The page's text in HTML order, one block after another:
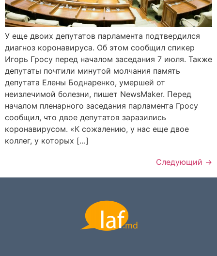
У еще двоих депутатов парламента подтвердился
диагноз коронавируса. Об этом сообщил спикер
Игорь Гросу перед началом заседания 7 июля. Также
депутаты почтили минутой молчания память
депутата Елены Боднаренко, умершей от
неизлечимой болезни, пишет NewsMaker. Перед
началом пленарного заседания парламента Гросу
сообщил, что двое депутатов заразились
коронавирусом. «К сожалению, у нас еще двое
коллег, у которых […]
Следующий →